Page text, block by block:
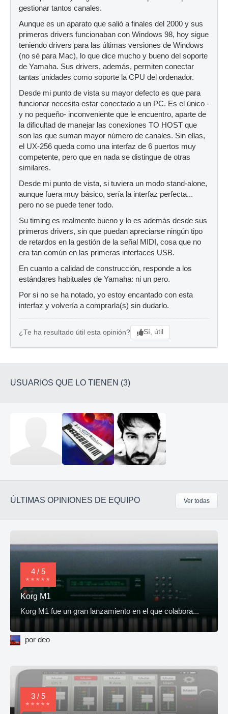
gestionar tantos canales.
Aunque es un aparato que salió a finales del 2000 y sus
primeros drivers funcionaban con Windows 98, hoy sigue
teniendo drivers para las últimas versiones de Windows
(no sé para Mac), lo que dice mucho y bueno del soporte
de Yamaha. Sus drivers, además, permiten conectar
tantas unidades como soporte la CPU del ordenador.
Desde mi punto de vista su mayor defecto es que para
funcionar necesita estar conectado a un PC. Es el único -
y no pequeño- inconveniente que le encuentro, aparte de
la dificultad de manejar las conexiones TO HOST que
son las que suman mayor número de canales. Sin ellas,
el UX-256 queda como una interfaz de 6 puertos muy
competente, pero que en nada se distingue de otras
similares.
Desde mi punto de vista, si tuviera un modo stand-alone,
aunque fuera muy básico, sería la interfaz perfecta...
pero no se puede tener todo.
Su timing es realmente bueno y lo es además desde sus
primeros drivers, sin que puedan apreciarse ningún tipo
de retardos en la gestión de la señal MIDI, cosa que no
era tan común en las primeras interfaces USB.
En cuanto a calidad de construcción, responde a los
estándares habituales de Yamaha: ni un pero.
Por si no se ha notado, yo estoy encantado con esta
interfaz y volvería a comprarla(s) sin dudarlo.
¿Te ha resultado útil esta opinión? Sí, útil
USUARIOS QUE LO TIENEN (3)
ÚLTIMAS OPINIONES DE EQUIPO Ver todas
4 / 5
Korg M1
Korg M1 fue un gran lanzamiento en el que colabora...
por deo
3 / 5